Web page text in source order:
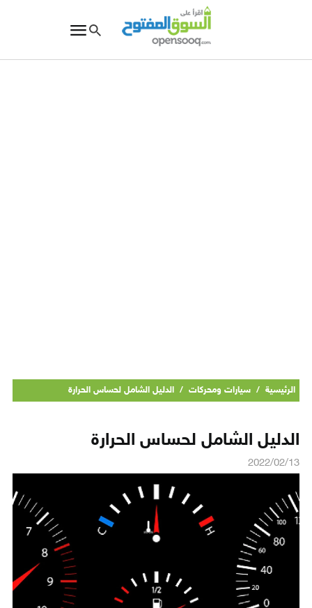
الرئيسية / سيارات ومحركات / الدليل الشامل لحساس الحرارة
الدليل الشامل لحساس الحرارة
2022/02/13